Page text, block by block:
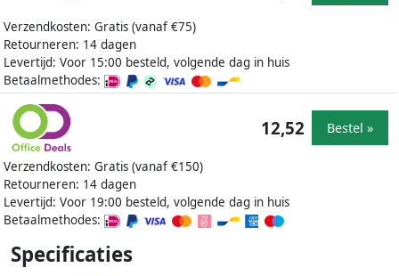
Verzendkosten: Gratis (vanaf €75)
Retourneren: 14 dagen
Levertijd: Voor 15:00 besteld, volgende dag in huis
Betaalmethodes:
Verzendkosten: Gratis (vanaf €150)
Retourneren: 14 dagen
Levertijd: Voor 19:00 besteld, volgende dag in huis
Betaalmethodes:
12,52 Bestel »
Specificaties